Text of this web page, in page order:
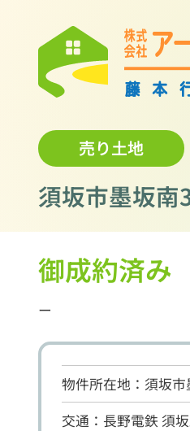
売り土地
須坂市墨坂南
御成約済み
ー
物件所在地：須坂市
交通：長野電鉄 須